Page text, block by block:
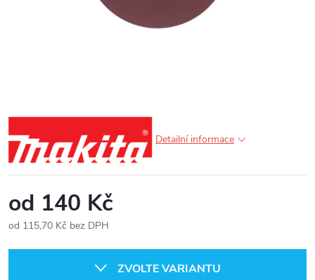
Detailní informace
od 140 Kč
od 115,70 Kč bez DPH
ZVOLTE VARIANTU